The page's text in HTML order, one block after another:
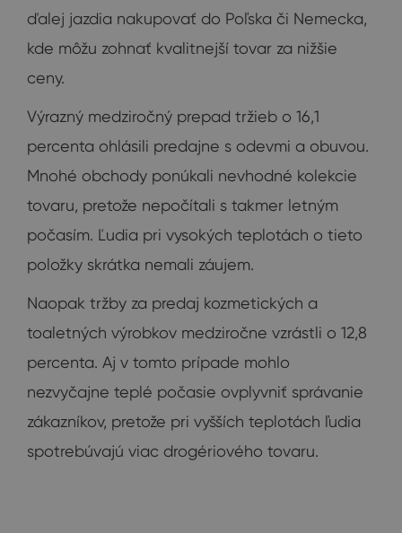
ďalej jazdia nakupovať do Poľska či Nemecka,
kde môžu zohnať kvalitnejší tovar za nižšie
ceny.
Výrazný medziročný prepad tržieb o 16,1
percenta ohlásili predajne s odevmi a obuvou.
Mnohé obchody ponúkali nevhodné kolekcie
tovaru, pretože nepočítali s takmer letným
počasím. Ľudia pri vysokých teplotách o tieto
položky skrátka nemali záujem.
Naopak tržby za predaj kozmetických a
toaletných výrobkov medziročne vzrástli o 12,8
percenta. Aj v tomto prípade mohlo
nezvyčajne teplé počasie ovplyvniť správanie
zákazníkov, pretože pri vyšších teplotách ľudia
spotrebúvajú viac drogériového tovaru.